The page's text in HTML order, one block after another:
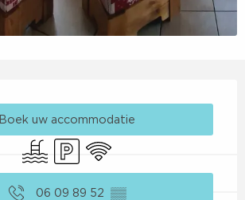
Boek uw accommodatie
ZwembadParkeerplaats
Wifi
06 09 89 52 ▒▒